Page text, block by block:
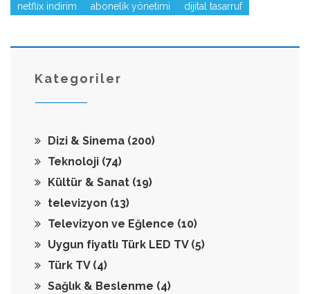
netflix indirim
abonelik yönetimi dijital tasarruf
Kategoriler
Dizi & Sinema (200)
Teknoloji (74)
Kültür & Sanat (19)
televizyon (13)
Televizyon ve Eğlence (10)
Uygun fiyatlı Türk LED TV (5)
Türk TV (4)
Sağlık & Beslenme (4)